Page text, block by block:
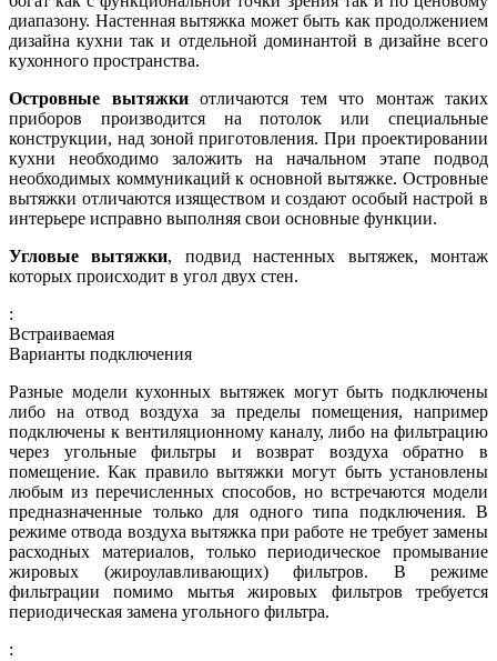
диапазону. Настенная вытяжка может быть как продолжением
дизайна кухни так и отдельной доминантой в дизайне всего
кухонного пространства.
Островные вытяжкиотличаются тем что монтаж таких
приборов производится на потолок или специальные
конструкции, над зоной приготовления. При проектировании
кухни необходимо заложить на начальном этапе подвод
необходимых коммуникаций к основной вытяжке. Островные
вытяжки отличаются изяществом и создают особый настрой в
интерьере исправно выполняя свои основные функции.
Угловые вытяжки, подвид настенных вытяжек, монтаж
которых происходит в угол двух стен.
:
Встраиваемая
Варианты подключения
Разные модели кухонных вытяжек могут быть подключены
либо на отвод воздуха за пределы помещения, например
подключены к вентиляционному каналу, либо на фильтрацию
через угольные фильтры и возврат воздуха обратно в
помещение. Как правило вытяжки могут быть установлены
любым из перечисленных способов, но встречаются модели
предназначенные только для одного типа подключения. В
режиме отвода воздуха вытяжка при работе не требует замены
расходных материалов, только периодическое промывание
жировых (жироулавливающих) фильтров. В режиме
фильтрации помимо мытья жировых фильтров требуется
периодическая замена угольного фильтра.
: